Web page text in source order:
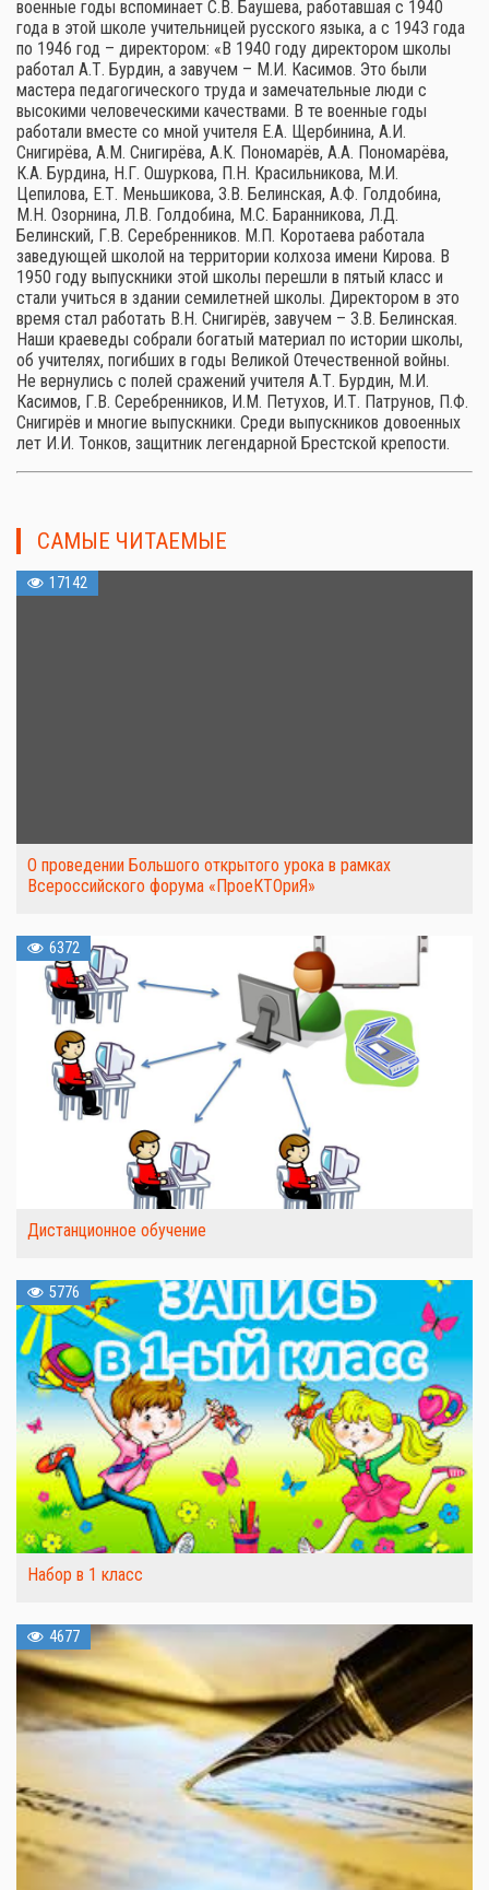
военные годы вспоминает С.В. Баушева, работавшая с 1940
года в этой школе учительницей русского языка, а с 1943 года
по 1946 год – директором: «В 1940 году директором школы
работал А.Т. Бурдин, а завучем – М.И. Касимов. Это были
мастера педагогического труда и замечательные люди с
высокими человеческими качествами. В те военные годы
работали вместе со мной учителя Е.А. Щербинина, А.И.
Снигирёва, А.М. Снигирёва, А.К. Пономарёв, А.А. Пономарёва,
К.А. Бурдина, Н.Г. Ошуркова, П.Н. Красильникова, М.И.
Цепилова, Е.Т. Меньшикова, З.В. Белинская, А.Ф. Голдобина,
М.Н. Озорнина, Л.В. Голдобина, М.С. Баранникова, Л.Д.
Белинский, Г.В. Серебренников. М.П. Коротаева работала
заведующей школой на территории колхоза имени Кирова. В
1950 году выпускники этой школы перешли в пятый класс и
стали учиться в здании семилетней школы. Директором в это
время стал работать В.Н. Снигирёв, завучем – З.В. Белинская.
Наши краеведы собрали богатый материал по истории школы,
об учителях, погибших в годы Великой Отечественной войны.
Не вернулись с полей сражений учителя А.Т. Бурдин, М.И.
Касимов, Г.В. Серебренников, И.М. Петухов, И.Т. Патрунов, П.Ф.
Снигирёв и многие выпускники. Среди выпускников довоенных
лет И.И. Тонков, защитник легендарной Брестской крепости.
САМЫЕ ЧИТАЕМЫЕ
17142
О проведении Большого открытого урока в рамках
Всероссийского форума «ПроеКТОриЯ»
6372
Дистанционное обучение
5776
Набор в 1 класс
4677